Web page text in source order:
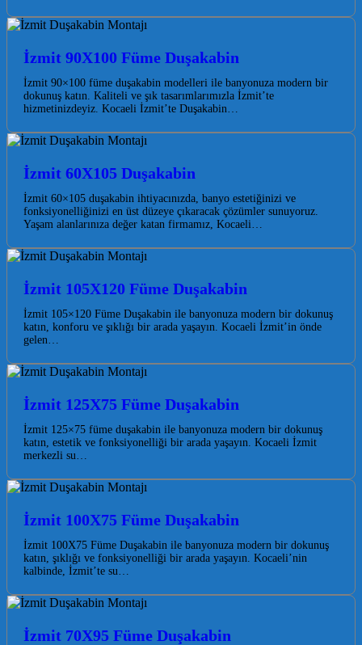
İzmit 90X100 Füme Duşakabin
İzmit 90×100 füme duşakabin modelleri ile banyonuza modern bir
dokunuş katın. Kaliteli ve şık tasarımlarımızla İzmit’te
hizmetinizdeyiz. Kocaeli İzmit’te Duşakabin…
İzmit 60X105 Duşakabin
İzmit 60×105 duşakabin ihtiyacınızda, banyo estetiğinizi ve
fonksiyonelliğinizi en üst düzeye çıkaracak çözümler sunuyoruz.
Yaşam alanlarınıza değer katan firmamız, Kocaeli…
İzmit 105X120 Füme Duşakabin
İzmit 105×120 Füme Duşakabin ile banyonuza modern bir dokunuş
katın, konforu ve şıklığı bir arada yaşayın. Kocaeli İzmit’in önde
gelen…
İzmit 125X75 Füme Duşakabin
İzmit 125×75 füme duşakabin ile banyonuza modern bir dokunuş
katın, estetik ve fonksiyonelliği bir arada yaşayın. Kocaeli İzmit
merkezli su…
İzmit 100X75 Füme Duşakabin
İzmit 100X75 Füme Duşakabin ile banyonuza modern bir dokunuş
katın, şıklığı ve fonksiyonelliği bir arada yaşayın. Kocaeli’nin
kalbinde, İzmit’te su…
İzmit 70X95 Füme Duşakabin